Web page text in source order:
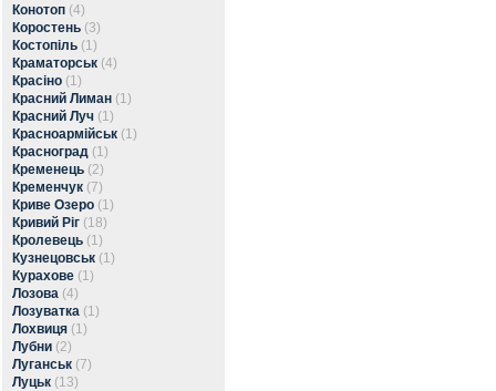
Конотоп (4)
Коростень (3)
Костопіль (1)
Краматорськ (4)
Красіно (1)
Красний Лиман (1)
Красний Луч (1)
Красноармійськ (1)
Красноград (1)
Кременець (2)
Кременчук (7)
Криве Озеро (1)
Кривий Ріг (18)
Кролевець (1)
Кузнецовськ (1)
Курахове (1)
Лозова (4)
Лозуватка (1)
Лохвиця (1)
Лубни (2)
Луганськ (7)
Луцьк (13)